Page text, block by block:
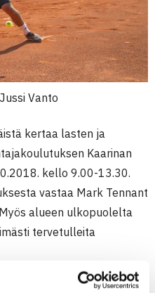
Vanto
kertaa lasten ja
Kaarinan
kello 9.00-13.30.
vastaa Mark Tennant
alueen ulkopuolelta
tervetulleita
löytyy alta. Hinta 30 Euroa